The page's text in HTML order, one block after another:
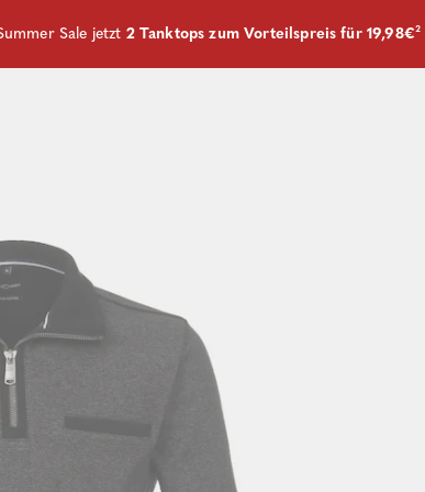
Sale jetzt 2 Tanktops zum Vorteilspreis für 19,98€²